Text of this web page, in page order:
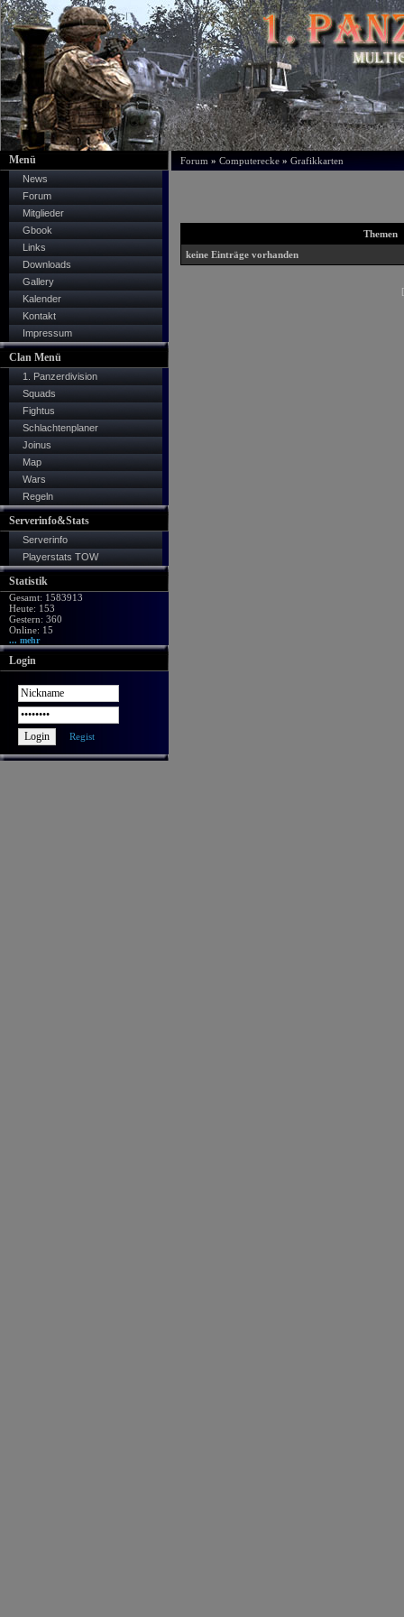
Menü
News
Forum
Mitglieder
Gbook
Links
Downloads
Gallery
Kalender
Kontakt
Impressum
Clan Menü
1. Panzerdivision
Squads
Fightus
Schlachtenplaner
Joinus
Map
Wars
Regeln
Serverinfo&Stats
Serverinfo
Playerstats TOW
Statistik
Gesamt: 1583913
Heute: 153
Gestern: 360
Online: 15
... mehr
Login
Regist
Forum » Computerecke » Grafikkarten
Themen
keine Einträge vorhanden